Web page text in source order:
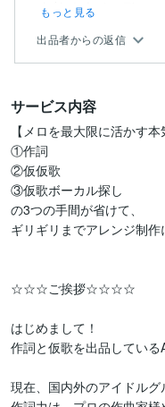
た(しかもメロデ...
もっと見る
出品者からの返信
サービス内容
【メロを最大限に活かす
①作詞
②仮仮歌
③仮歌ボーカル探し
の3つの手間が省けて、
ギリギリまでアレンジ制作
☆☆☆ご挨拶☆☆☆☆
はじめまして！
作詞と仮歌を出品している
現在、国内外のアイドルグ